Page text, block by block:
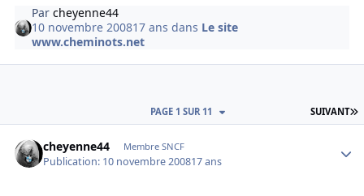
Parcheyenne44
10 novembre 200817 ans dans Le site
www.cheminots.net
SUIVANT
PAGE 1 SUR 11
cheyenne44 Membre SNCF
Publication: 10 novembre 200817 ans